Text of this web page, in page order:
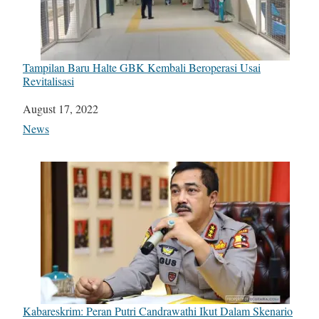
Tampilan Baru Halte GBK Kembali Beroperasi Usai
Revitalisasi
Date
August 17, 2022
In relation to
News
Kabareskrim: Peran Putri Candrawathi Ikut Dalam Skenario